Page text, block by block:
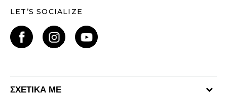
LET’S SOCIALIZE
ΣΧΕΤΙΚΑ ΜΕ